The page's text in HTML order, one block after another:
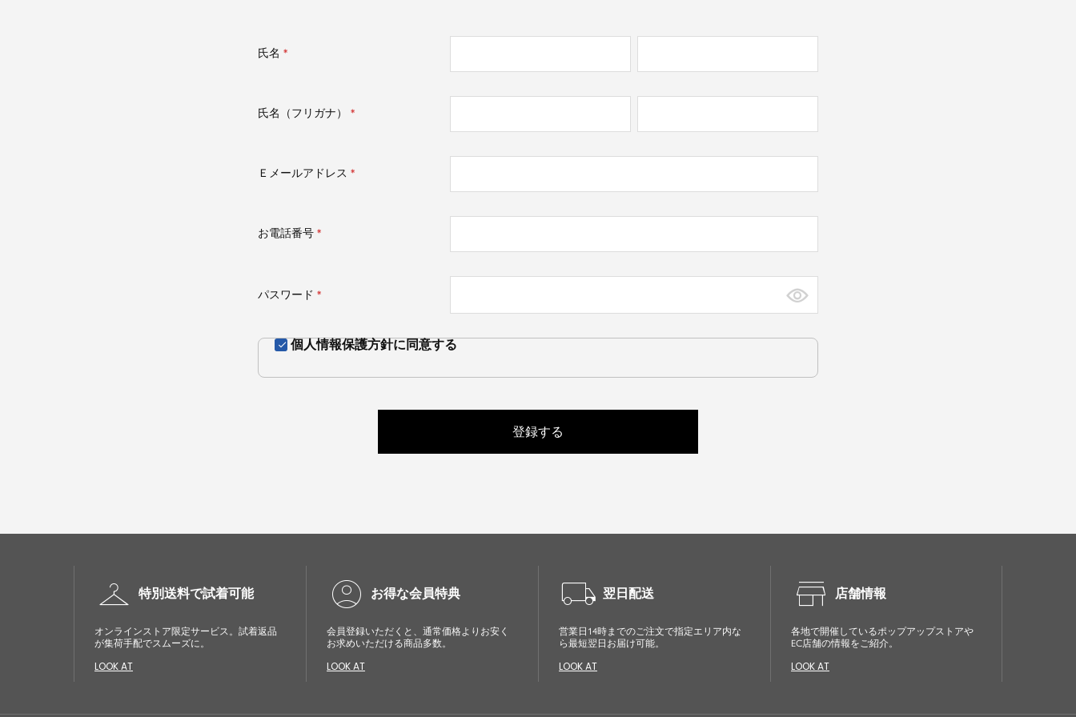
氏名
氏名（フリガナ）
Ｅメールアドレス
お電話番号
パスワード
個人情報保護方針に同意する
登録する
checkroom 特別送料で試着可能
オンラインストア限定サービス。試着返品
が集荷手配でスムーズに。
LOOK AT
account_circle お得な会員特典
会員登録いただくと、通常価格よりお安く
お求めいただける商品多数。
LOOK AT
local_shipping 翌日配送
営業日14時までのご注文で指定エリア内な
ら最短翌日お届け可能。
LOOK AT
store 店舗情報
各地で開催しているポップアップストアや
EC店舗の情報をご紹介。
LOOK AT